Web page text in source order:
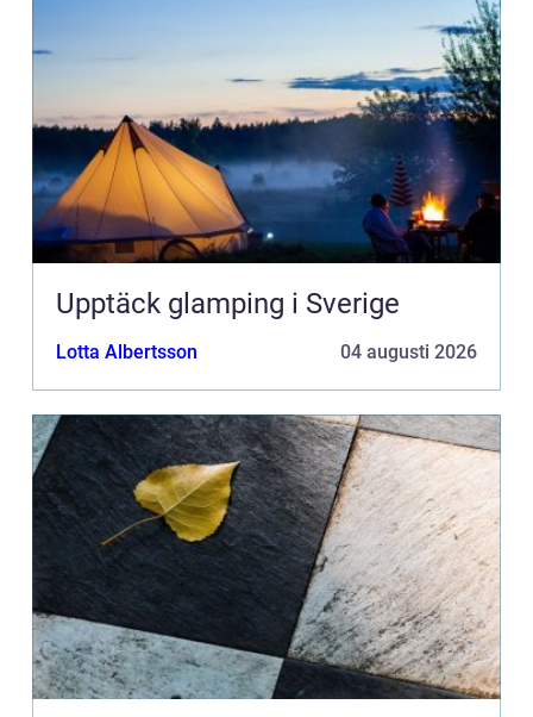
Upptäck glamping i Sverige
Lotta Albertsson 04 augusti 2026